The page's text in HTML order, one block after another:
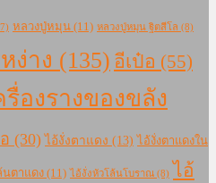
หลวงปู่หมุน (11) หลวงปู่หมุน ฐิตสีโล (8)
ง่าง (135) อีเป๋อ (55)
รื่องรางของขลัง
(30) ไอ้งั่งตาแดง (13) ไอ้งั่งตาแดงใน
นตาแดง (11) ไอ้งั่งหัวโล้นโบราณ (8) ไอ้